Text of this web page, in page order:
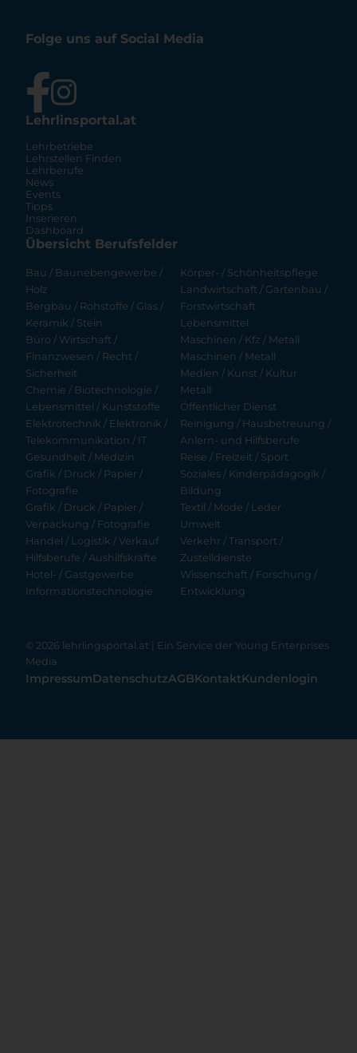
Folge uns auf Social Media
Lehrlinsportal.at
Lehrbetriebe
Lehrstellen Finden
Lehrberufe
News
Events
Tipps
Inserieren
Dashboard
Übersicht Berufsfelder
Bau / Baunebengewerbe /
Holz
Bergbau / Rohstoffe / Glas /
Keramik / Stein
Büro / Wirtschaft /
Finanzwesen / Recht /
Sicherheit
Chemie / Biotechnologie /
Lebensmittel / Kunststoffe
Elektrotechnik / Elektronik /
Telekommunikation / IT
Gesundheit / Medizin
Grafik / Druck / Papier /
Fotografie
Grafik / Druck / Papier /
Verpackung / Fotografie
Handel / Logistik / Verkauf
Hilfsberufe / Aushilfskräfte
Hotel- / Gastgewerbe
Informationstechnologie
Körper- / Schönheitspflege
Landwirtschaft / Gartenbau /
Forstwirtschaft
Lebensmittel
Maschinen / Kfz / Metall
Maschinen / Metall
Medien / Kunst / Kultur
Metall
Öffentlicher Dienst
Reinigung / Hausbetreuung /
Anlern- und Hilfsberufe
Reise / Freizeit / Sport
Soziales / Kinderpädagogik /
Bildung
Textil / Mode / Leder
Umwelt
Verkehr / Transport /
Zustelldienste
Wissenschaft / Forschung /
Entwicklung
© 2026 lehrlingsportal.at | Ein Service der Young Enterprises
Media
ImpressumDatenschutzAGBKontaktKundenlogin